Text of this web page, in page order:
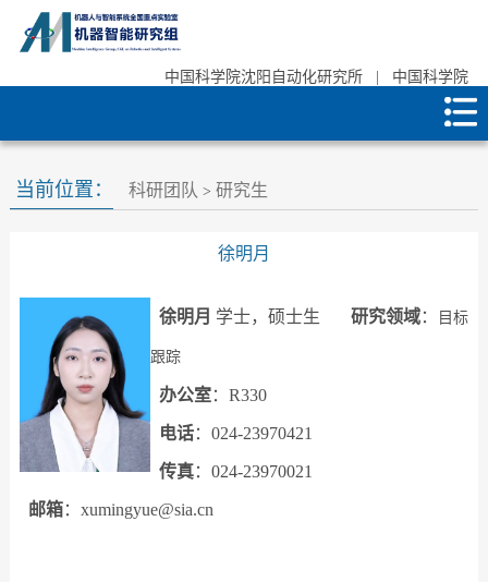
中国科学院沈阳自动化研究所 中国科学院
当前位置： 科研团队 > 研究生
徐明月
徐明月 学士，硕士生 研究领域： 目标
跟踪
办公室：R330
电话：024-23970421
传真： 024-23970021
邮箱：xumingyue@sia.cn